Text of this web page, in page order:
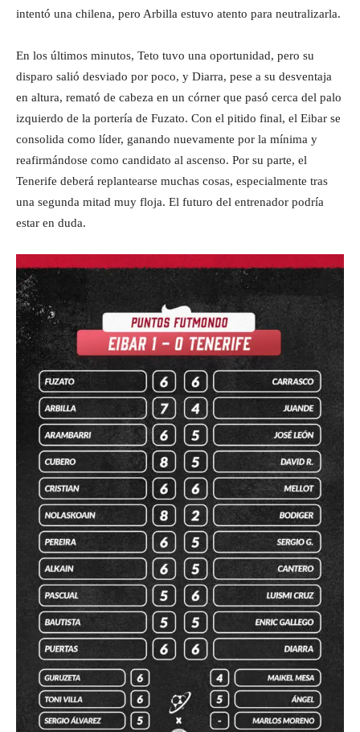
intentó una chilena, pero Arbilla estuvo atento para neutralizarla.
En los últimos minutos, Teto tuvo una oportunidad, pero su
disparo salió desviado por poco, y Diarra, pese a su desventaja
en altura, remató de cabeza en un córner que pasó cerca del palo
izquierdo de la portería de Fuzato. Con el pitido final, el Eibar se
consolida como líder, ganando nuevamente por la mínima y
reafirmándose como candidato al ascenso. Por su parte, el
Tenerife deberá replantearse muchas cosas, especialmente tras
una segunda mitad muy floja. El futuro del entrenador podría
estar en duda.